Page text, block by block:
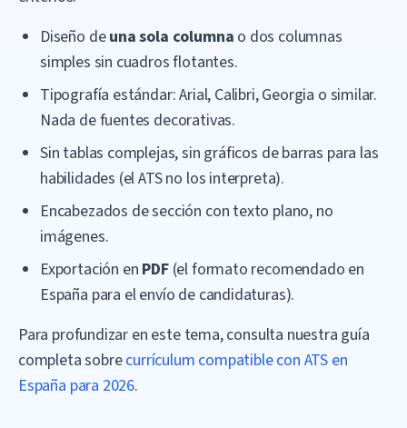
Diseño deuna sola columna o dos columnas
simples sin cuadros flotantes.
Tipografía estándar: Arial, Calibri, Georgia o similar.
Nada de fuentes decorativas.
Sin tablas complejas, sin gráficos de barras para las
habilidades (el ATS no los interpreta).
Encabezados de sección con texto plano, no
imágenes.
Exportación en PDF(el formato recomendado en
España para el envío de candidaturas).
Para profundizar en este tema, consulta nuestra guía
completa sobrecurrículum compatible con ATS en
España para 2026.